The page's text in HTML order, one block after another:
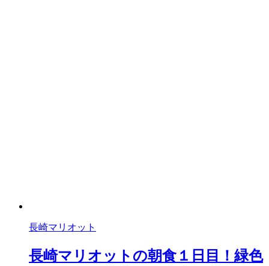
長崎マリオット
長崎マリオットの朝食１日目！緑色